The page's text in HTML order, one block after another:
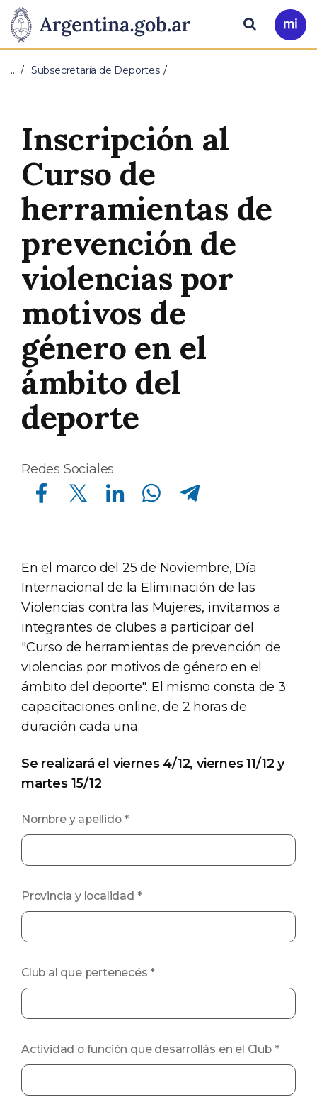
Presidencia
de
Nación
Pasar al contenido principal
Ir
a
Buscar
… Subsecretaría de Deportes
Inscripción al
Curso de
herramientas de
prevención de
violencias por
motivos de
género en el
ámbito del
deporte
Redes Sociales
Compartir en Facebook Compartir en Twitter Compartir en Linkedin Compartir en Whatsapp Compartir en Telegram
En el marco del 25 de Noviembre, Día
Internacional de la Eliminación de las
Violencias contra las Mujeres, invitamos a
integrantes de clubes a participar del
"Curso de herramientas de prevención de
violencias por motivos de género en el
ámbito del deporte". El mismo consta de 3
capacitaciones online, de 2 horas de
duración cada una.
Se realizará el viernes 4/12, viernes 11/12 y
martes 15/12
Nombre y apellido *
Provincia y localidad *
Club al que pertenecés *
Actividad o función que desarrollás en el Club *